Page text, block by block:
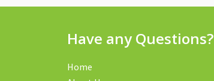
Have any Questions?
Home